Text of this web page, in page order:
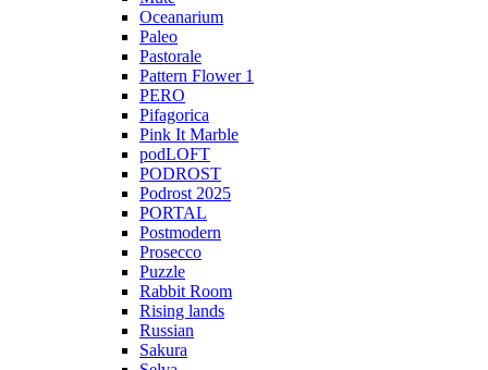
Oceanarium
Paleo
Pastorale
Pattern Flower 1
PERO
Pifagorica
Pink It Marble
podLOFT
PODROST
Podrost 2025
PORTAL
Postmodern
Prosecco
Puzzle
Rabbit Room
Rising lands
Russian
Sakura